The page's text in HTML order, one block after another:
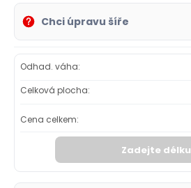
Chci úpravu šíře
Odhad. váha:
Celková plocha:
Cena celkem:
Zadejte délku